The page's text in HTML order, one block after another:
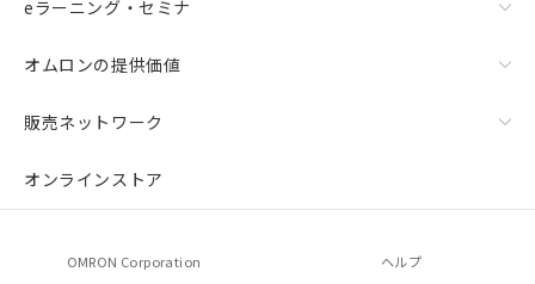
eラーニング・セミナ
オムロンの提供価値
販売ネットワーク
オンラインストア
OMRON Corporation ヘルプ